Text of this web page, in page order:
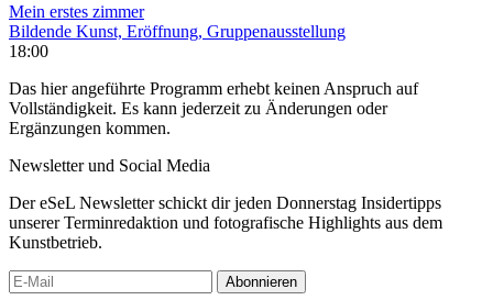
Mein erstes zimmer
Bildende Kunst, Eröffnung, Gruppenausstellung
18:00
Das hier angeführte Programm erhebt keinen Anspruch auf
Vollständigkeit. Es kann jederzeit zu Änderungen oder
Ergänzungen kommen.
Newsletter und Social Media
Der eSeL Newsletter schickt dir jeden Donnerstag Insidertipps
unserer Terminredaktion und fotografische Highlights aus dem
Kunstbetrieb.
Abonnieren